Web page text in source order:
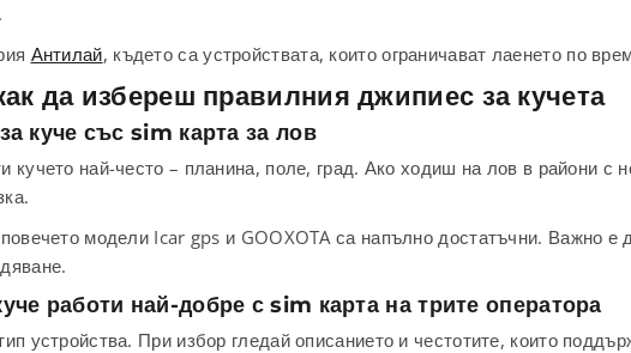
Антилай, където са устройствата, които ограничават лаенето по
да избереш правилния джипиес за кучета
куче със sim карта за лов
кучето най-често – планина, поле, град. Ако ходиш на лов в райони с
модели Icar gps и GOOXOTA са напълно достатъчни. Важно
работи най-добре с sim карта на трите оператора
устройства. При избор гледай описанието и честотите, които